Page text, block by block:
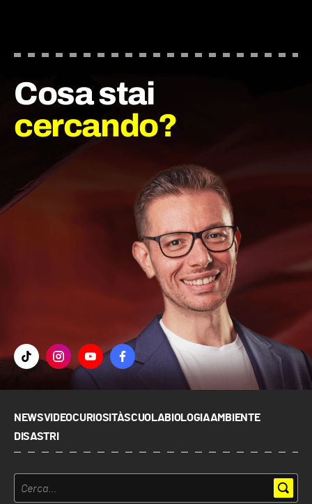
Cosa stai
cercando?
NEWSVIDEOCURIOSITÀSCUOLABIOLOGIAAMBIENTE
DISASTRI